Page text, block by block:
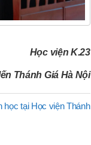
Học viện K.23
Thánh Giá Hà Nội
học tại Học viện Thánh